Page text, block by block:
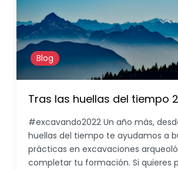
Blog
Tras las huellas del tiempo
#excavando2022 Un año más,
huellas del tiempo te ayudamos a
prácticas en excavaciones
completar tu formación. Si quieres